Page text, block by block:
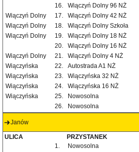
16.
Wiączyń Dolny 96 NŻ
Wiączyń Dolny
17.
Wiączyń Dolny 42 NŻ
Wiączyń Dolny
18.
Wiączyń Dolny Szkoła
Wiączyń Dolny
19.
Wiączyń Dolny 18 NŻ
20.
Wiączyń Dolny 16 NŻ
Wiączyń Dolny
21.
Wiączyń Dolny 4 NŻ
Wiączyńska
22.
Autostrada A1 NŻ
Wiączyńska
23.
Wiączyńska 32 NŻ
Wiączyńska
24.
Wiączyńska 16 NŻ
Wiączyńska
25.
Nowosolna
26.
Nowosolna
Janów
ULICA PRZYSTANEK
1.
Nowosolna